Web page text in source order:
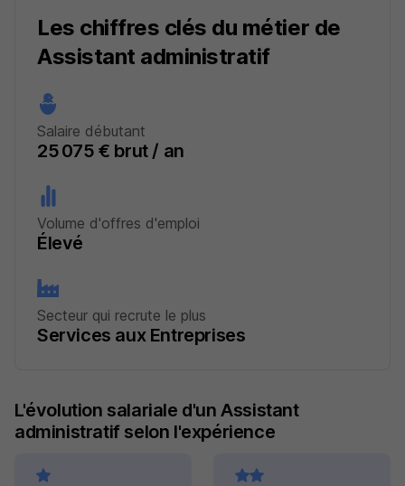
Les chiffres clés du métier de
Assistant administratif
Salaire débutant
25 075 € brut / an
Volume d'offres d'emploi
Élevé
Secteur qui recrute le plus
Services aux Entreprises
L'évolution salariale d'un Assistant
administratif selon l'expérience